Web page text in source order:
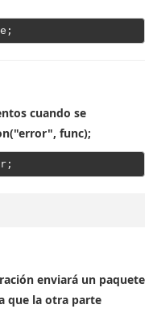
cuando se
func);
enviará un paquete
que la otra parte